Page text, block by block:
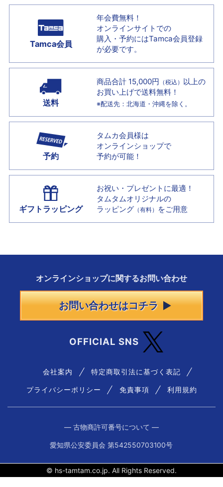
Tamca会員
年会費無料！
オンラインサイトでの
購入・予約にはTamca会員登録
が必要です。
送料
商品合計 15,000円 （税込） 以上の
お買い上げで送料無料！
※配送先：北海道・沖縄を除く。
予約
タムカ会員様は
オンラインショップで
予約が可能！
ギフトラッピング
お祝い・プレゼントに最適！
タムタムオリジナルの
ラッピング （有料） をご用意
オンラインショップに関するお問い合わせ
お問い合わせはコチラ
OFFICIAL SNS
会社案内 特定商取引法に基づく表記
プライバシーポリシー 免責事項 利用規約
― 古物商許可番号について ―
愛知県公安委員会 第542550703100号
© hs-tamtam.co.jp. All Rights Reserved.